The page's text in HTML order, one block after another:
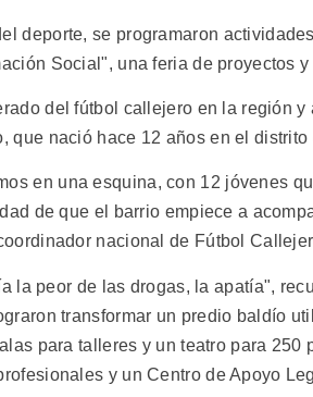
deporte, se programaron
Social", una feria de proyectos
del fútbol callejero en la región
que nació hace 12 años en el
en una esquina, con 12 jóvenes
de que el barrio empiece a
nacional de Fútbol
la peor de las drogas, la apatía",
transformar un predio baldío
para talleres y un teatro para
y un Centro de Apoyo